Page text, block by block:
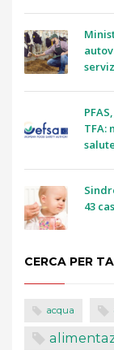
TFA:
salute
43
CERCA PER
acqua